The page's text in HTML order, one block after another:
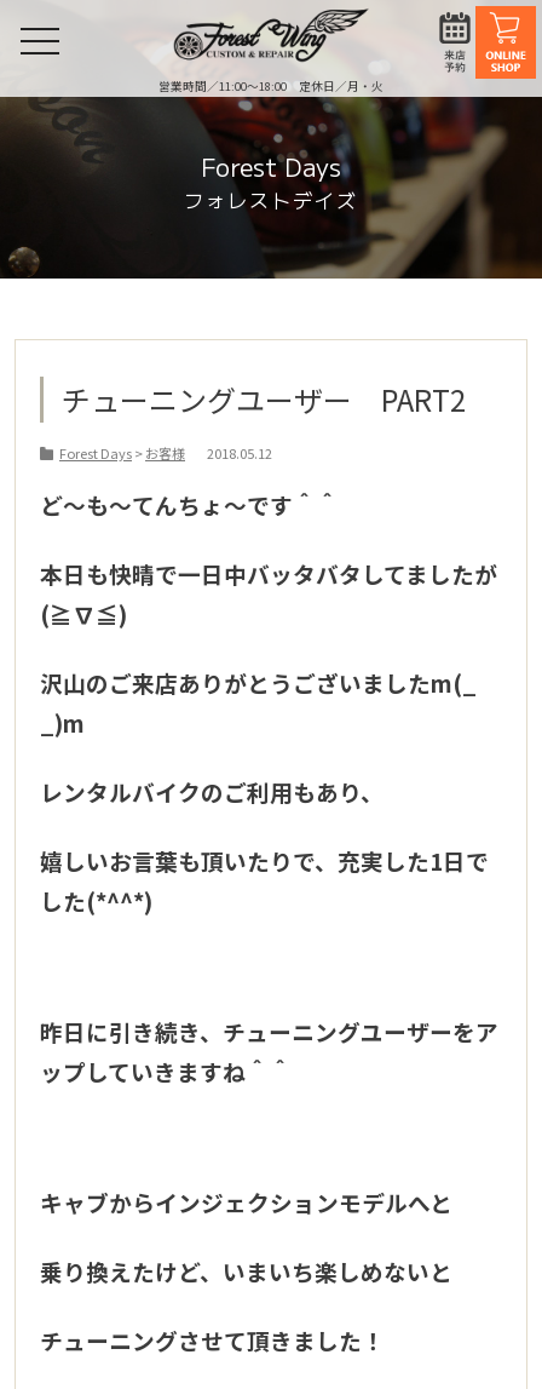
営業時間／11:00〜18:00 定休日／月・火
toggle
Forest Days
フォレストデイズ
チューニングユーザー PART2
Forest Days>お客様 2018.05.12
ど～も～てんちょ～です＾＾
本日も快晴で一日中バッタバタしてましたが
(≧∇≦)
沢山のご来店ありがとうございましたm(_
_)m
レンタルバイクのご利用もあり、
嬉しいお言葉も頂いたりで、充実した1日で
した(*^^*)
昨日に引き続き、チューニングユーザーをア
ップしていきますね＾＾
キャブからインジェクションモデルへと
乗り換えたけど、いまいち楽しめないと
チューニングさせて頂きました！